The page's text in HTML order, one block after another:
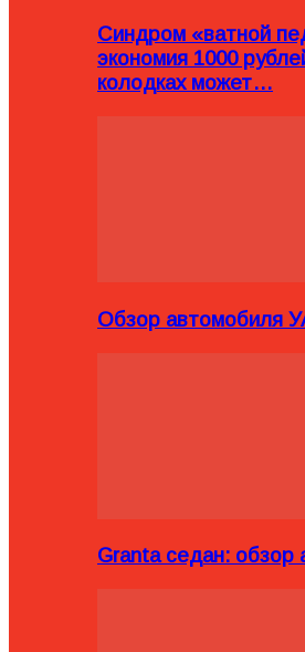
Синдром «ватной
экономия 1000
колодках может…
Обзор автомобиля
Granta седан: обзор